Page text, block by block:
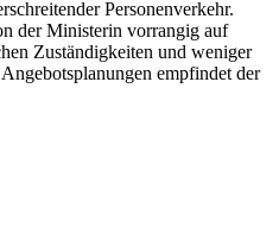
Personenverkehr.
der Ministerin vorrangig auf
Zuständigkeiten und weniger
empfindet der